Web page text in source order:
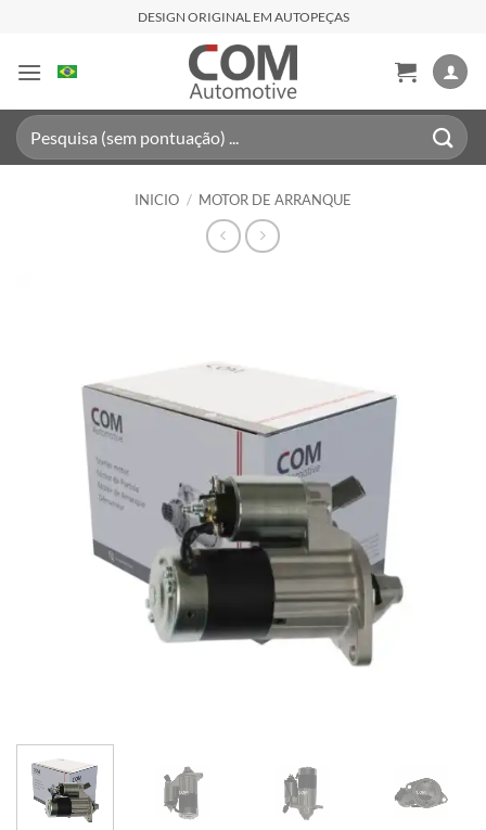
contenido
DESIGN ORIGINAL EM AUTOPEÇAS
Buscar
por:
INICIO / MOTOR DE ARRANQUE